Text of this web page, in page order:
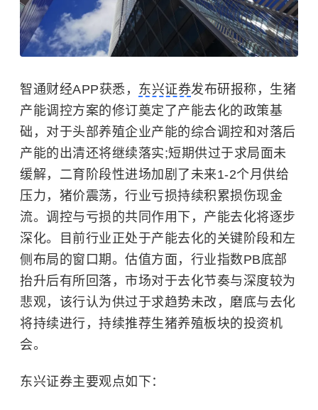
智通财经APP获悉， 东兴证券发布研报称，生猪
产能调控方案的修订奠定了产能去化的政策基
础，对于头部养殖企业产能的综合调控和对落后
产能的出清还将继续落实;短期供过于求局面未
缓解，二育阶段性进场加剧了未来1-2个月供给
压力，猪价震荡，行业亏损持续积累损伤现金
流。调控与亏损的共同作用下，产能去化将逐步
深化。目前行业正处于产能去化的关键阶段和左
侧布局的窗口期。估值方面，行业指数PB底部
抬升后有所回落，市场对于去化节奏与深度较为
悲观，该行认为供过于求趋势未改，磨底与去化
将持续进行，持续推荐生猪养殖板块的投资机
会。
东兴证券主要观点如下：